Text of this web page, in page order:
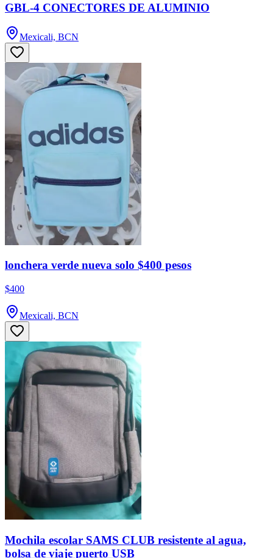
GBL-4 CONECTORES DE ALUMINIO
Mexicali, BCN
lonchera verde nueva solo $400 pesos
$400
Mexicali, BCN
Mochila escolar SAMS CLUB resistente al agua,
bolsa de viaje puerto USB